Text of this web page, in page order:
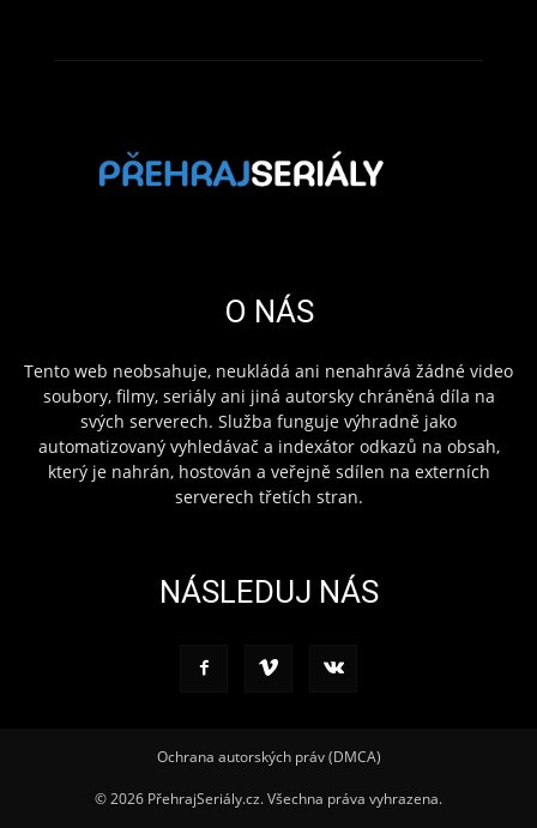
O NÁS
Tento web neobsahuje, neukládá ani nenahrává žádné video
soubory, filmy, seriály ani jiná autorsky chráněná díla na
svých serverech. Služba funguje výhradně jako
automatizovaný vyhledávač a indexátor odkazů na obsah,
který je nahrán, hostován a veřejně sdílen na externích
serverech třetích stran.
NÁSLEDUJ NÁS
Ochrana autorských práv (DMCA)
© 2026 PřehrajSeriály.cz. Všechna práva vyhrazena.